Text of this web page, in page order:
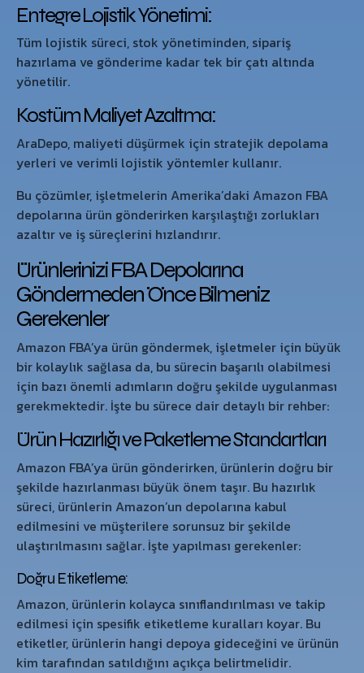
Entegre Lojistik Yönetimi:
Tüm lojistik süreci, stok yönetiminden, sipariş
hazırlama ve gönderime kadar tek bir çatı altında
yönetilir.
Kostüm Maliyet Azaltma:
AraDepo, maliyeti düşürmek için stratejik depolama
yerleri ve verimli lojistik yöntemler kullanır.
Bu çözümler, işletmelerin Amerika’daki Amazon FBA
depolarına ürün gönderirken karşılaştığı zorlukları
azaltır ve iş süreçlerini hızlandırır.
Ürünlerinizi FBA Depolarına
Göndermeden Önce Bilmeniz
Gerekenler
Amazon FBA’ya ürün göndermek, işletmeler için büyük
bir kolaylık sağlasa da, bu sürecin başarılı olabilmesi
için bazı önemli adımların doğru şekilde uygulanması
gerekmektedir. İşte bu sürece dair detaylı bir rehber:
Ürün Hazırlığı ve Paketleme Standartları
Amazon FBA’ya ürün gönderirken, ürünlerin doğru bir
şekilde hazırlanması büyük önem taşır. Bu hazırlık
süreci, ürünlerin Amazon’un depolarına kabul
edilmesini ve müşterilere sorunsuz bir şekilde
ulaştırılmasını sağlar. İşte yapılması gerekenler:
Doğru Etiketleme:
Amazon, ürünlerin kolayca sınıflandırılması ve takip
edilmesi için spesifik etiketleme kuralları koyar. Bu
etiketler, ürünlerin hangi depoya gideceğini ve ürünün
kim tarafından satıldığını açıkça belirtmelidir.